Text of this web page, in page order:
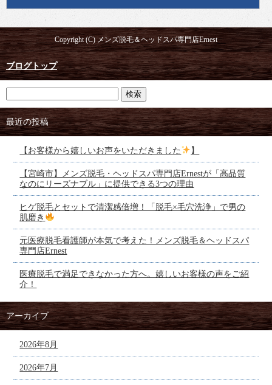
Copyright (C) メンズ脱毛＆ヘッドスパ専門店Ernest
ブログトップ
最近の投稿
【お客様から嬉しいお声をいただきました 】
【宮崎市】メンズ脱毛・ヘッドスパ専門店Ernestが「高品質
なのにリーズナブル」に提供できる3つの理由
ヒゲ脱毛とセットで清潔感倍増！「脱毛×毛穴洗浄」で男の
肌磨き
元医療脱毛看護師が本気で考えた！メンズ脱毛＆ヘッドスパ
専門店Ernest
医療脱毛で満足できなかった方へ。嬉しいお客様の声をご紹
介！
アーカイブ
2026年8月
2026年7月